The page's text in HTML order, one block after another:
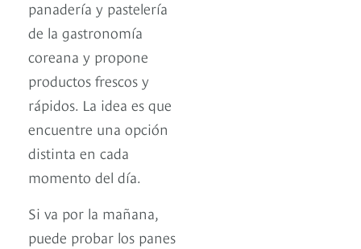
panadería y pastelería
de la gastronomía
coreana y propone
productos frescos y
rápidos. La idea es que
encuentre una opción
distinta en cada
momento del día.
Si va por la mañana,
puede probar los panes